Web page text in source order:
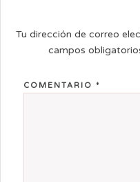
Tu dirección de correo
campos
COMENTARIO *